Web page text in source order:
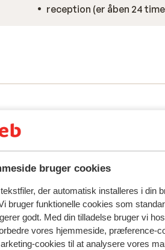
bruger cookies
der automatisk installeres i din
bruger funktionelle cookies som
godt. Med din tilladelse bruger vi
vores hjemmeside, præference-
cookies til at analysere vores
reception (er åben 24
deres oplevelser med vores